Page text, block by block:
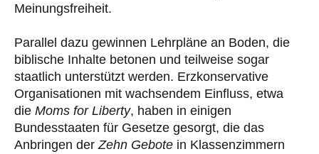
Meinungsfreiheit.
Parallel dazu gewinnen Lehrpläne an Boden, die
biblische Inhalte betonen und teilweise sogar
staatlich unterstützt werden. Erzkonservative
Organisationen mit wachsendem Einfluss, etwa
die Moms for Liberty, haben in einigen
Bundesstaaten für Gesetze gesorgt, die das
Anbringen derZehn Gebote in Klassenzimmern